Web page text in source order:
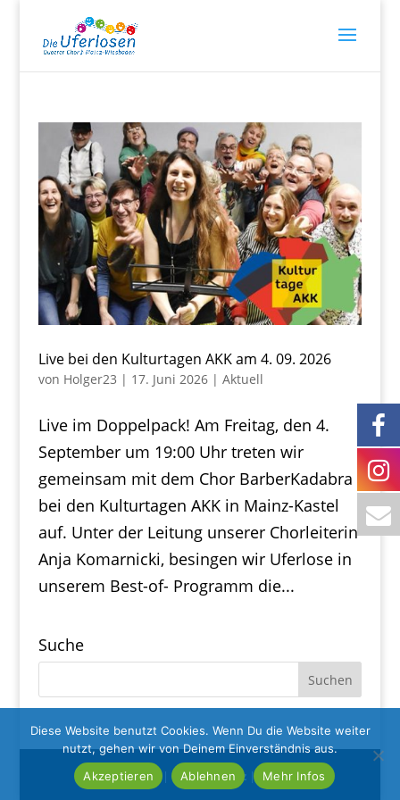
Live bei den Kulturtagen AKK am 4. 09. 2026
von Holger23 | 17. Juni 2026| Aktuell
Live im Doppelpack! Am Freitag, den 4.
September um 19:00 Uhr treten wir
gemeinsam mit dem Chor BarberKadabra
bei den Kulturtagen AKK in Mainz-Kastel
auf. Unter der Leitung unserer Chorleiterin
Anja Komarnicki, besingen wir Uferlose in
unserem Best-of- Programm die...
Suche
Impressum |Datenschutz | Satzung
Diese Website benutzt Cookies. Wenn Du die Website weiter
nutzt, gehen wir von Deinem Einverständnis aus.
Akzeptieren
Ablehnen Mehr Infos